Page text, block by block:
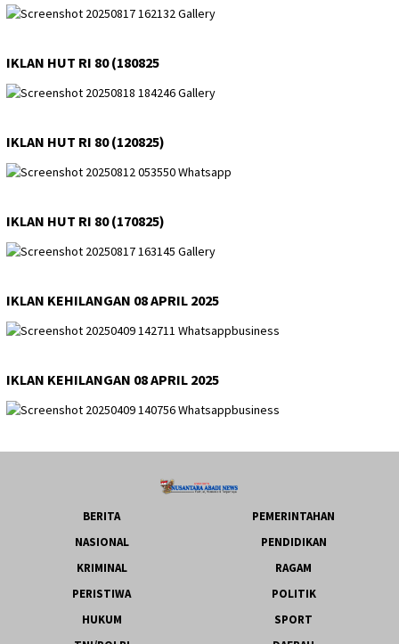
IKLAN HUT RI 80 (180825
IKLAN HUT RI 80 (120825)
IKLAN HUT RI 80 (170825)
IKLAN KEHILANGAN 08 APRIL 2025
IKLAN KEHILANGAN 08 APRIL 2025
BERITA
PEMERINTAHAN
NASIONAL
PENDIDIKAN
KRIMINAL
RAGAM
PERISTIWA
POLITIK
HUKUM
SPORT